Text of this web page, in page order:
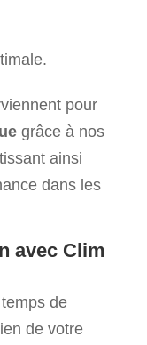
pour
grâce à nos
ainsi
dans les
avec Clim
de
de votre